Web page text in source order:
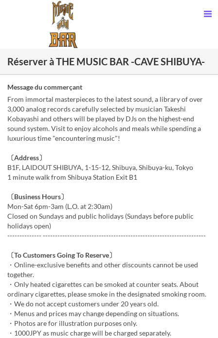
Réserver à THE MUSIC BAR -CAVE SHIBUYA-
Message du commerçant
From immortal masterpieces to the latest sound, a library of over
3,000 analog records carefully selected by musician Takeshi
Kobayashi and others will be played by DJs on the highest-end
sound system. Visit to enjoy alcohols and meals while spending a
luxurious time "encountering music"!
〔Address〕
B1F, LAIDOUT SHIBUYA, 1-15-12, Shibuya, Shibuya-ku, Tokyo
1 minute walk from Shibuya Station Exit B1
〔Business Hours〕
Mon-Sat 6pm-3am (L.O. at 2:30am)
Closed on Sundays and public holidays (Sundays before public
holidays open)
-------------- -------------------------------------------------------------------
〔To Customers Going To Reserve〕
・Online-exclusive benefits and other discounts cannot be used
together.
・Only heated cigarettes can be smoked at counter seats. About
ordinary cigarettes, please smoke in the designated smoking room.
・We do not accept customers under 20 years old.
・Menus and prices may change depending on situations.
・Photos are for illustration purposes only.
・1000JPY as music charge will be charged separately.